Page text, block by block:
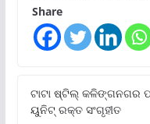
Share
ଟାଟା ଷ୍ଟିଲ୍‌ କଳିଙ୍ଗନଗର
ୟୁନିଟ୍‌ ରକ୍ତ ସଂଗୃହୀତ